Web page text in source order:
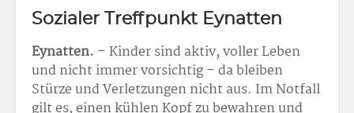
Sozialer Treffpunkt Eynatten
Eynatten. – Kinder sind aktiv, voller Leben
und nicht immer vorsichtig – da bleiben
Stürze und Verletzungen nicht aus. Im Notfall
gilt es, einen kühlen Kopf zu bewahren und